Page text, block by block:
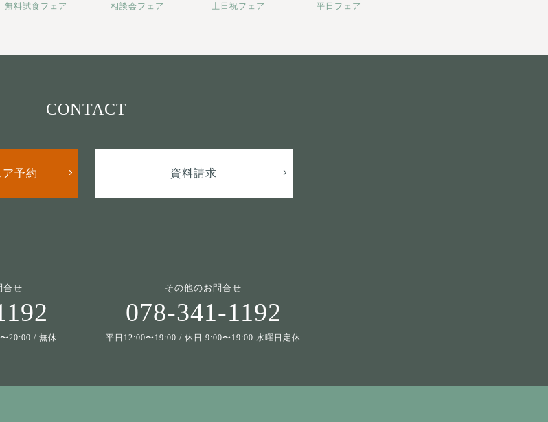
無料試食フェア 相談会フェア 土日祝フェア 平日フェア
CONTACT
予約 資料請求
合せ
20:00 / 無休
その他のお問合せ
078-341-1192
平日12:00〜19:00 / 休日 9:00〜19:00 水曜日定休